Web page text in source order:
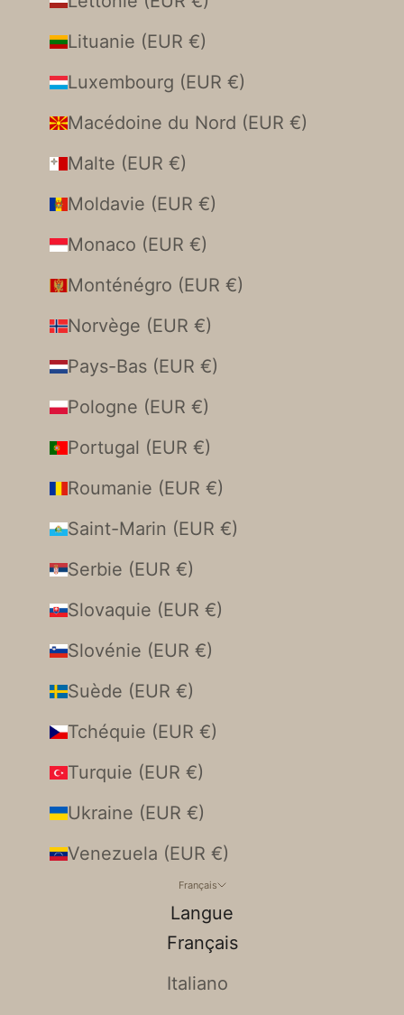
Lituanie (EUR €)
Luxembourg (EUR €)
Macédoine du Nord (EUR €)
Malte (EUR €)
Moldavie (EUR €)
Monaco (EUR €)
Monténégro (EUR €)
Norvège (EUR €)
Pays-Bas (EUR €)
Pologne (EUR €)
Portugal (EUR €)
Roumanie (EUR €)
Saint-Marin (EUR €)
Serbie (EUR €)
Slovaquie (EUR €)
Slovénie (EUR €)
Suède (EUR €)
Tchéquie (EUR €)
Turquie (EUR €)
Ukraine (EUR €)
Venezuela (EUR €)
Français
Langue
Français
Italiano